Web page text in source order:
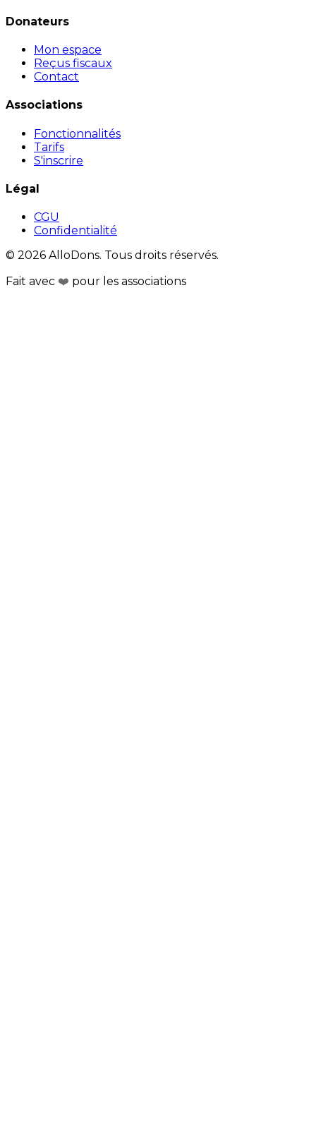
Donateurs
Mon espace
Reçus fiscaux
Contact
Associations
Fonctionnalités
Tarifs
S'inscrire
Légal
CGU
Confidentialité
© 2026 AlloDons. Tous droits réservés.
Fait avec ❤️ pour les associations